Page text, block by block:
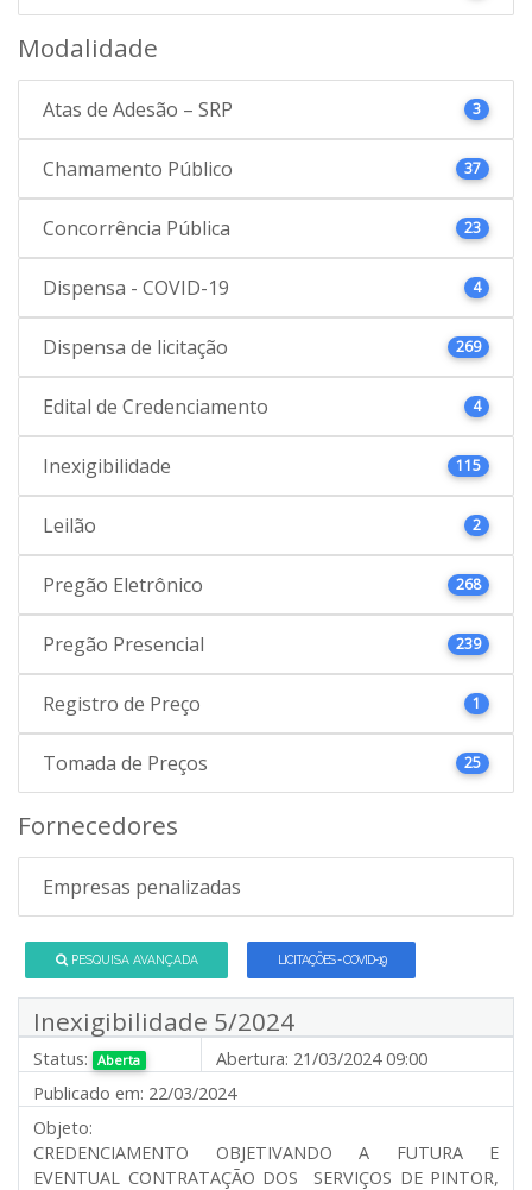
Modalidade
Atas de Adesão – SRP 3
Chamamento Público 37
Concorrência Pública 23
Dispensa - COVID-19 4
Dispensa de licitação 269
Edital de Credenciamento 4
Inexigibilidade 115
Leilão 2
Pregão Eletrônico 268
Pregão Presencial 239
Registro de Preço 1
Tomada de Preços 25
Fornecedores
Empresas penalizadas
PESQUISA AVANÇADA LICITAÇÕES - COVID-19
Inexigibilidade 5/2024
Status: Aberta Abertura: 21/03/2024 09:00
Publicado em: 22/03/2024
Objeto:
CREDENCIAMENTO OBJETIVANDO A FUTURA E
EVENTUAL CONTRATAÇÃO DOS SERVIÇOS DE PINTOR,